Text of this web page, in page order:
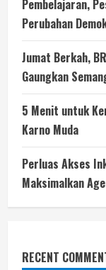
Pembelajaran,
Perubahan
Jumat Berkah,
Gaungkan
5 Menit untuk
Karno Muda
Perluas Akses
Maksimalkan
RECENT